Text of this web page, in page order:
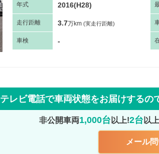
年式 2016(H28)
走行距離 3.7万km (実走行距離)
車検 -
テレビ電話で車両状態をお届けするの
非公開車両1,000台 以上!2台 以
メール